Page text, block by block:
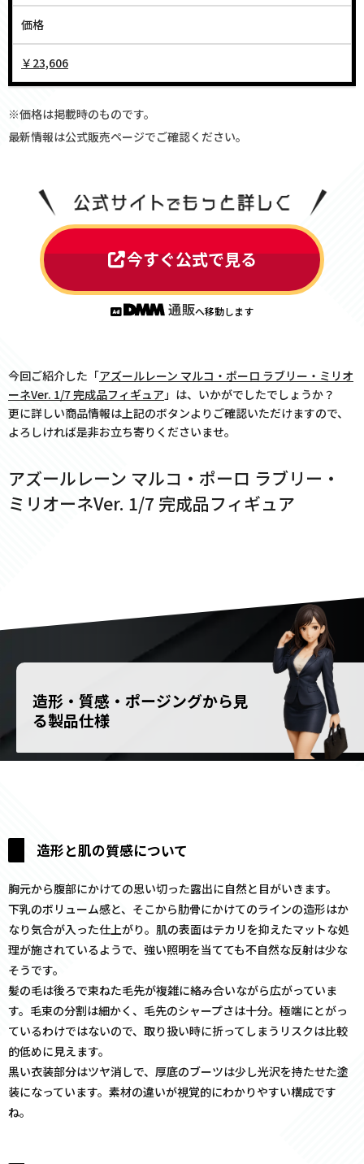
価格
￥23,606
※価格は掲載時のものです。
最新情報は公式販売ページでご確認ください。
今すぐ公式で見る
へ移動します
今回ご紹介した「アズールレーン マルコ・ポーロ ラブリー・ミリオ
ーネVer. 1/7 完成品フィギュア」は、いかがでしたでしょうか？
更に詳しい商品情報は上記のボタンよりご確認いただけますので、
よろしければ是非お立ち寄りくださいませ。
アズールレーン マルコ・ポーロ ラブリー・
ミリオーネVer. 1/7 完成品フィギュア
造形・質感・ポージングから見
る製品仕様
造形と肌の質感について
胸元から腹部にかけての思い切った露出に自然と目がいきます。
下乳のボリューム感と、そこから肋骨にかけてのラインの造形はか
なり気合が入った仕上がり。肌の表面はテカリを抑えたマットな処
理が施されているようで、強い照明を当てても不自然な反射は少な
そうです。
髪の毛は後ろで束ねた毛先が複雑に絡み合いながら広がっていま
す。毛束の分割は細かく、毛先のシャープさは十分。極端にとがっ
ているわけではないので、取り扱い時に折ってしまうリスクは比較
的低めに見えます。
黒い衣装部分はツヤ消しで、厚底のブーツは少し光沢を持たせた塗
装になっています。素材の違いが視覚的にわかりやすい構成です
ね。